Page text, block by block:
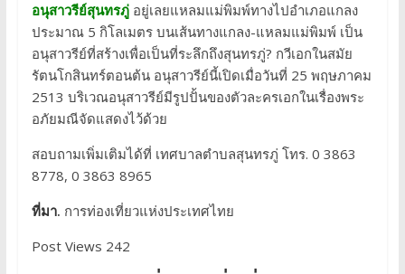
อนุสาวรีย์สุนทรภู่อยู่เลยแหลมแม่พิมพ์ทางไปอำเภอแกลง
ประมาณ 5 กิโลเมตร บนเส้นทางแกลง-แหลมแม่พิมพ์ เป็น
อนุสาวรีย์ที่สร้างเพื่อเป็นที่ระลึกถึงสุนทรภู่? กวีเอกในสมัย
รัตนโกสินทร์ตอนต้น อนุสาวรีย์นี้เปิดเมื่อวันที่ 25 พฤษภาคม
2513 บริเวณอนุสาวรีย์มีรูปปั้นของตัวละครเอกในเรื่องพระ
อภัยมณีจัดแสดงไว้ด้วย
สอบถามเพิ่มเติมได้ที่ เทศบาลตำบลสุนทรภู่ โทร. 0 3863
8778, 0 3863 8965
ที่มา. การท่องเที่ยวแห่งประเทศไทย
Post Views 242